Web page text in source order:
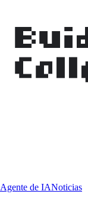
Agente de IANoticias